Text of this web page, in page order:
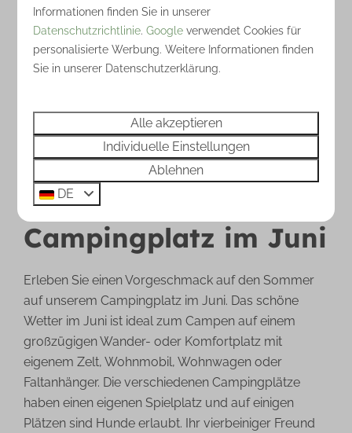
Ansehen
Mehr Ergebnisse (14)
Ihr Aufenthalt auf
unserem
Campingplatz im Juni
Erleben Sie einen Vorgeschmack auf den Sommer
auf unserem Campingplatz im Juni. Das schöne
Wetter im Juni ist ideal zum Campen auf einem
großzügigen Wander- oder Komfortplatz mit
eigenem Zelt, Wohnmobil, Wohnwagen oder
Faltanhänger. Die verschiedenen Campingplätze
haben einen eigenen Spielplatz und auf einigen
Plätzen sind Hunde erlaubt. Ihr vierbeiniger Freund
Informationen finden Sie in unserer
Datenschutzrichtlinie.Google verwendet Cookies für
personalisierte Werbung. Weitere Informationen finden
Sie in unserer Datenschutzerklärung.
Alle akzeptieren
Individuelle Einstellungen
Ablehnen
DE